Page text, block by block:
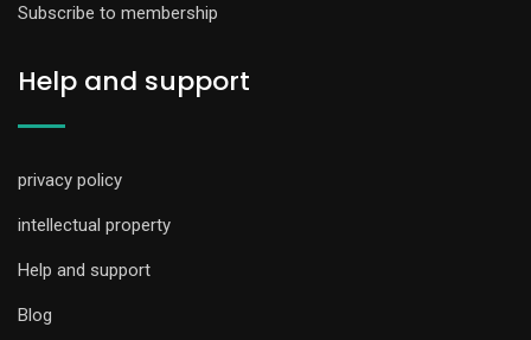
Subscribe to membership
Help and support
privacy policy
intellectual property
Help and support
Blog